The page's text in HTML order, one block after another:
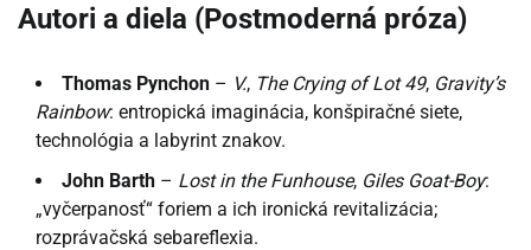
Autori a diela (Postmoderná próza)
Thomas Pynchon – V., The Crying of Lot 49, Gravity’s
Rainbow: entropická imaginácia, konšpiračné siete,
technológia a labyrint znakov.
John Barth – Lost in the Funhouse, Giles Goat-Boy:
„vyčerpanosť“ foriem a ich ironická revitalizácia;
rozprávačská sebareflexia.